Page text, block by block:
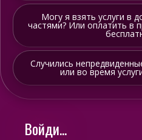
Могу я взять услуги в
частями? Или оплатить в
Случились
или во время
Войди...